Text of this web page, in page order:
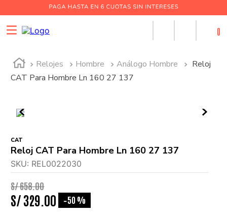
0
Relojes Hombre Análogo Hombre
Reloj
CAT Para Hombre Ln 160 27 137
CAT
Reloj CAT Para Hombre Ln 160 27 137
SKU: REL0022030
S/658.00
S/329 00 -50 %